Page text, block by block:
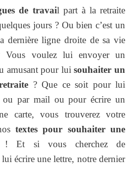
de travail part à la retraite
jours ? Ou bien c’est un
dernière ligne droite de sa vie
Vous voulez lui envoyer un
amusant pour luisouhaiter un
? Que ce soit pour lui
ou par mail ou pour écrire un
carte, vous trouverez votre
textes pour souhaiter une
! Et si vous cherchez de
écrire une lettre, notre dernier